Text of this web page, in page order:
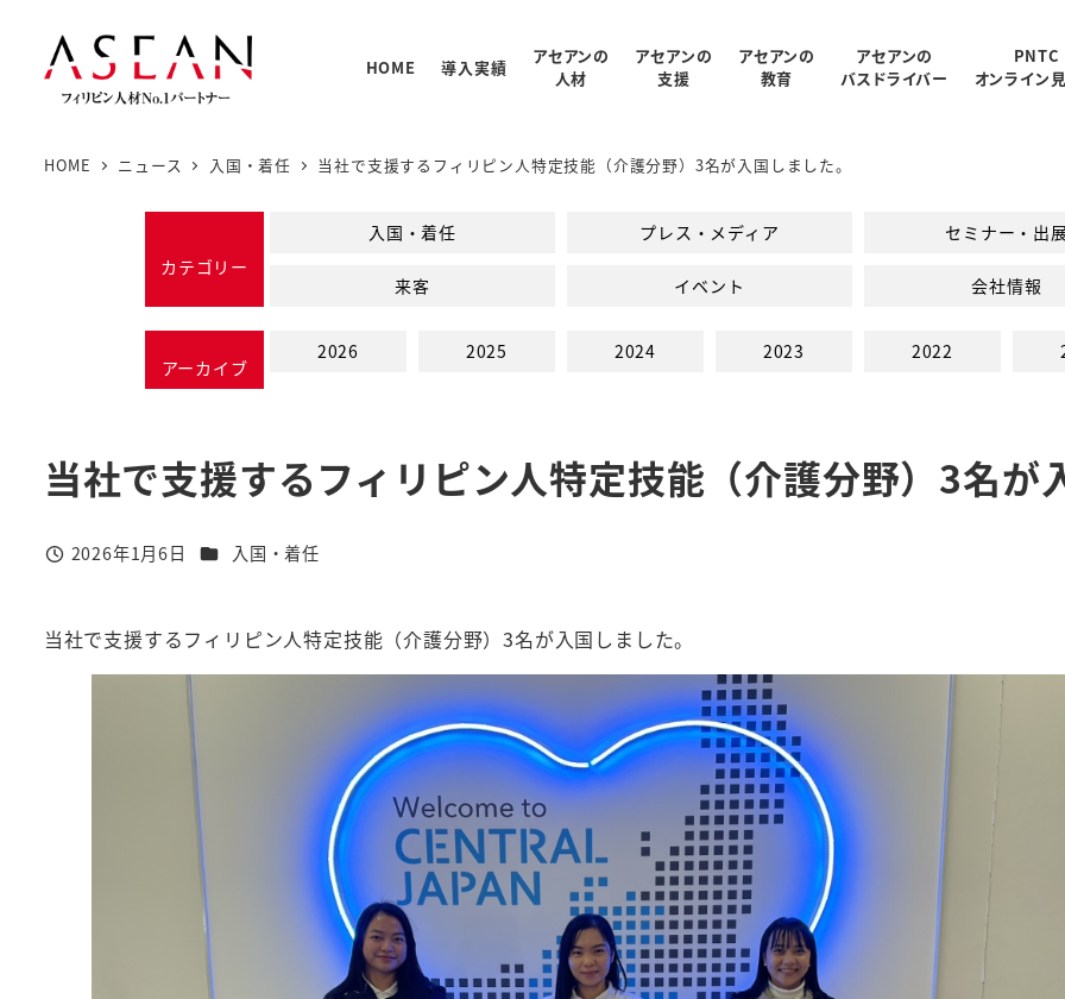
HOME 導入実績
アセアンの
人材
PNTCの教育費
アセアンの
支援
アセアンの
教育
アセアンの
バスドライバー
PNTC
オンライン
HOME ニュース 入国・着任 当社で支援するフィリピン人特定技能（介護分野）3名が入国しました。
カテゴリー
入国・着任 プレス・メディア セミナー・出
来客 イベント 会社情報
アーカイブ
2026 2025 2024 2023 2022
当社で支援するフィリピン人特定技能（介護分野）3名が
投稿日
2026年1月6日 カテゴリー
入国・着任
当社で支援するフィリピン人特定技能（介護分野）3名が入国しました。